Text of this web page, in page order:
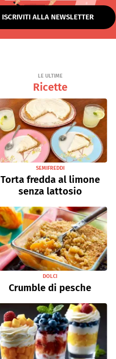
ISCRIVITI ALLA NEWSLETTER
LE ULTIME
Ricette
SEMIFREDDI
Torta fredda al limone
senza lattosio
DOLCI
Crumble di pesche